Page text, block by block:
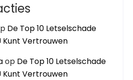
De Top 10 Letselschade
Kunt Vertrouwen
op De Top 10 Letselschade
Kunt Vertrouwen